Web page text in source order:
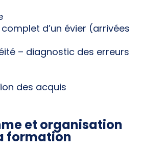
d’un évier (arrivées
– diagnostic des erreurs
des acquis
et organisation
formation